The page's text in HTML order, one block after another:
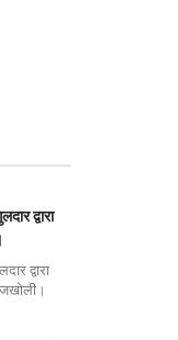
द्वारा
द्वारा